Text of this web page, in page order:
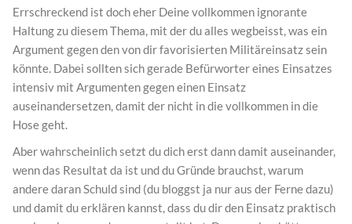
Errschreckend ist doch eher Deine vollkommen ignorante
Haltung zu diesem Thema, mit der du alles wegbeisst, was ein
Argument gegen den von dir favorisierten Militäreinsatz sein
könnte. Dabei sollten sich gerade Befürworter eines Einsatzes
intensiv mit Argumenten gegen einen Einsatz
auseinandersetzen, damit der nicht in die vollkommen in die
Hose geht.
Aber wahrscheinlich setzt du dich erst dann damit auseinander,
wenn das Resultat da ist und du Gründe brauchst, warum
andere daran Schuld sind (du bloggst ja nur aus der Ferne dazu)
und damit du erklären kannst, dass du dir den Einsatz praktisch